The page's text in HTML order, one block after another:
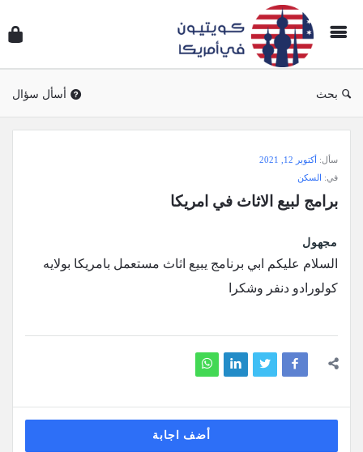
بحث أسأل سؤال
وجواب
في
أمريكا
الاحدث
أسئلة
سأل: أكتوبر 12, 2021
في: السكن
برامج لبيع الاثاث في امريكا
مجهول
السلام عليكم ابي برنامج يبيع اثاث مستعمل بامريكا بولايه
كولورادو دنفر وشكرا
أضف اجابة